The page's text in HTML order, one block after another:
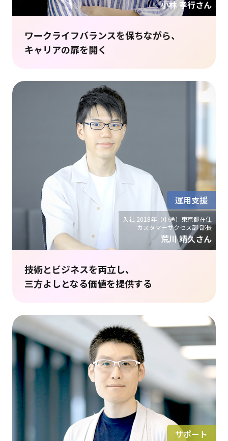
小林 孝行さん
ワークライフバランスを保ちながら、
キャリアの扉を開く
入社 2018年（中途）東京都在住
カスタマーサクセス部 部長
荒川 靖久さん
運用支援
技術とビジネスを両立し、
三方よしとなる価値を提供する
サポート